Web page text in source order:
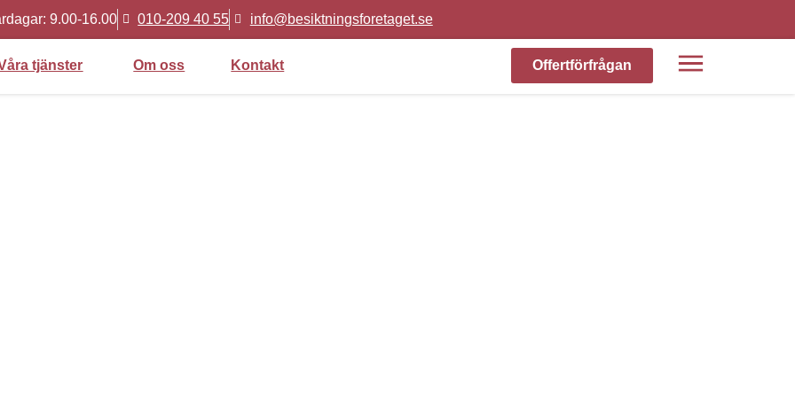
9.00-16.00 010-209 40 55 info@besiktningsforetaget.se
tjänster Om oss Kontakt Offertförfrågan